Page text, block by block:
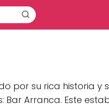
por su rica historia
Arranca. Este